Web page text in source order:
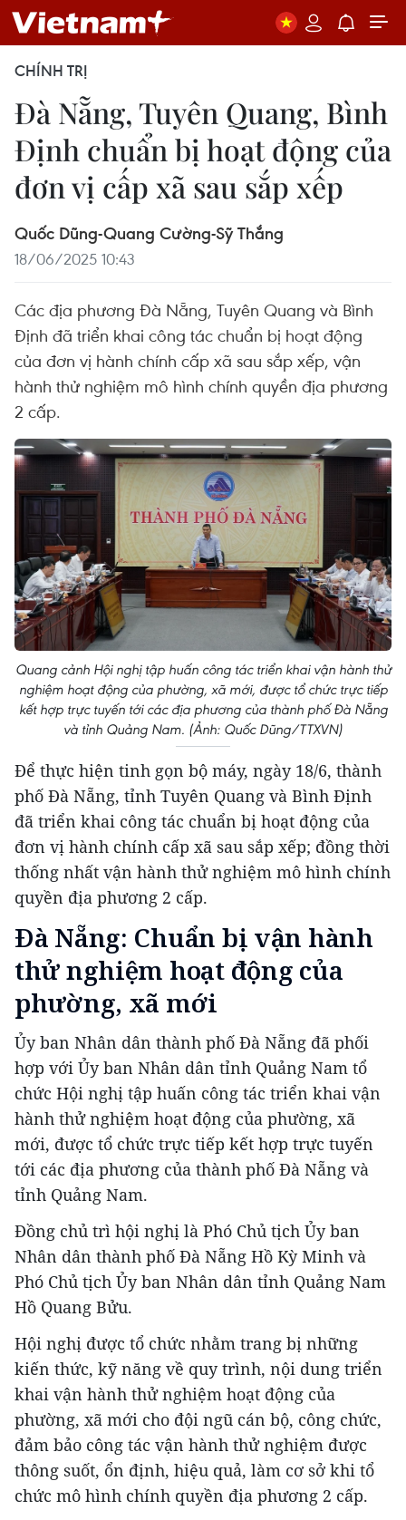
CHÍNH TRỊ
Đà Nẵng, Tuyên Quang, Bình
Định chuẩn bị hoạt động của
đơn vị cấp xã sau sắp xếp
Quốc Dũng-Quang Cường-Sỹ Thắng
18/06/2025 10:43
Các địa phương Đà Nẵng, Tuyên Quang và Bình
Định đã triển khai công tác chuẩn bị hoạt động
của đơn vị hành chính cấp xã sau sắp xếp, vận
hành thử nghiệm mô hình chính quyền địa phương
2 cấp.
Quang cảnh Hội nghị tập huấn công tác triển khai vận hành thử
nghiệm hoạt động của phường, xã mới, được tổ chức trực tiếp
kết hợp trực tuyến tới các địa phương của thành phố Đà Nẵng
và tỉnh Quảng Nam. (Ảnh: Quốc Dũng/TTXVN)
Để thực hiện tinh gọn bộ máy, ngày 18/6, thành
phố Đà Nẵng, tỉnh Tuyên Quang và Bình Định
đã triển khai công tác chuẩn bị hoạt động của
đơn vị hành chính cấp xã sau sắp xếp; đồng thời
thống nhất vận hành thử nghiệm mô hình chính
quyền địa phương 2 cấp.
Đà Nẵng: Chuẩn bị vận hành
thử nghiệm hoạt động của
phường, xã mới
Ủy ban Nhân dân thành phố Đà Nẵng đã phối
hợp với Ủy ban Nhân dân tỉnh Quảng Nam tổ
chức Hội nghị tập huấn công tác triển khai vận
hành thử nghiệm hoạt động của phường, xã
mới, được tổ chức trực tiếp kết hợp trực tuyến
tới các địa phương của thành phố Đà Nẵng và
tỉnh Quảng Nam.
Đồng chủ trì hội nghị là Phó Chủ tịch Ủy ban
Nhân dân thành phố Đà Nẵng Hồ Kỳ Minh và
Phó Chủ tịch Ủy ban Nhân dân tỉnh Quảng Nam
Hồ Quang Bửu.
Hội nghị được tổ chức nhằm trang bị những
kiến thức, kỹ năng về quy trình, nội dung triển
khai vận hành thử nghiệm hoạt động của
phường, xã mới cho đội ngũ cán bộ, công chức,
đảm bảo công tác vận hành thử nghiệm được
thông suốt, ổn định, hiệu quả, làm cơ sở khi tổ
chức mô hình chính quyền địa phương 2 cấp.